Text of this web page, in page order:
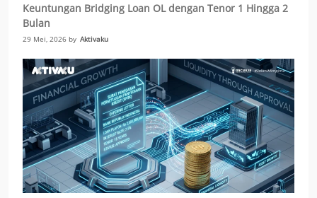
Keuntungan Bridging Loan OL dengan Tenor 1 Hingga 2
Bulan
29 Mei, 2026 by Aktivaku